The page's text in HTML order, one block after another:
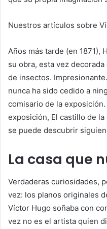
Nuestros artículos sobre
Años más tarde (en 1871),
su obra, esta vez
de insectos.
nunca ha sido cedido a
comisario de la
exposición, El castillo de la
se puede descubrir
La casa que
Verdaderas curiosidades,
vez: los planos originales
Víctor Hugo soñaba con
vez no es el artista quien